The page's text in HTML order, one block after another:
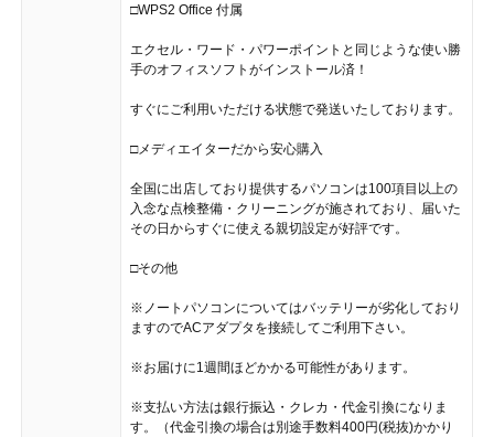
□WPS2 Office 付属
エクセル・ワード・パワーポイントと同じような使い勝
手のオフィスソフトがインストール済！
すぐにご利用いただける状態で発送いたしております。
□メディエイターだから安心購入
全国に出店しており提供するパソコンは100項目以上の
入念な点検整備・クリーニングが施されており、届いた
その日からすぐに使える親切設定が好評です。
□その他
※ノートパソコンについてはバッテリーが劣化しており
ますのでACアダプタを接続してご利用下さい。
※お届けに1週間ほどかかる可能性があります。
※支払い方法は銀行振込・クレカ・代金引換になりま
す。（代金引換の場合は別途手数料400円(税抜)かかり